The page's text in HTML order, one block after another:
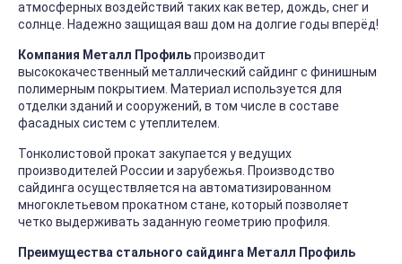
атмосферных воздействий таких как ветер, дождь, снег и
солнце. Надежно защищая ваш дом на долгие годы вперёд!
Компания Металл Профильпроизводит
высококачественный металлический сайдинг с финишным
полимерным покрытием. Материал используется для
отделки зданий и сооружений, в том числе в составе
фасадных систем с утеплителем.
Тонколистовой прокат закупается у ведущих
производителей России и зарубежья. Производство
сайдинга осуществляется на автоматизированном
многоклетьевом прокатном стане, который позволяет
четко выдерживать заданную геометрию профиля.
Преимущества стального сайдинга Металл Профиль